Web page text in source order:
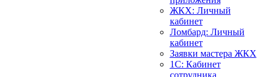
ЖКХ: Личный
кабинет
Ломбард: Личный
кабинет
Заявки мастера ЖКХ
1С: Кабинет
сотрудника